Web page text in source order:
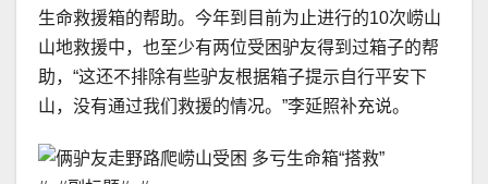
生命救援箱的帮助。今年到目前为止进行的10次崂山
山地救援中，也至少有两位受困驴友得到过箱子的帮
助，“这还不排除有些驴友根据箱子提示自行平安下
山，没有通过我们救援的情况。”李延照补充说。